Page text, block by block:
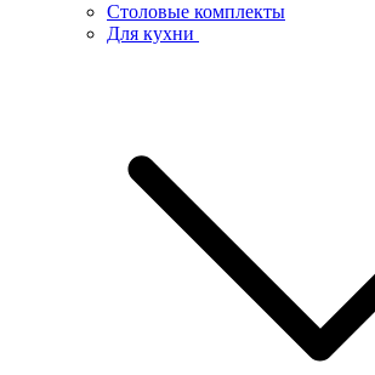
Столовые комплекты
Для кухни